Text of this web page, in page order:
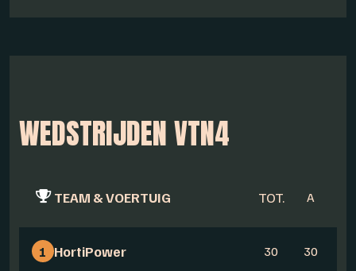
WEDSTRIJDEN VTN4
TEAM & VOERTUIG TOT. A
1 HortiPower 30 30